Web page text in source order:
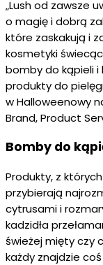
„Lush od zawsze
o magię i dobrą
które zaskakują i
kosmetyki
bomby do kąpieli
produkty do
w Halloweenowy
Brand, Product
Bomby do
Produkty, z
przybierają
cytrusami i
kadzidła
świeżej mięty czy
każdy znajdzie